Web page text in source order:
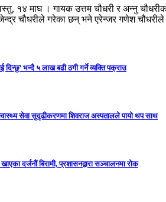
१४ माघ । गायक उत्तम चौधरी र अन्नु
चौधरीले गरेका छन् भने एरेन्जर गणेश
दिन्छु’ भन्दै ५ लाख बढी ठगी गर्ने व्यक्ति पक्राउ
सेवा सुदृढीकरणमा शिवराज अस्पतालले पायो थप साथ
खाएका दर्जनौं बिरामी, प्रशासनद्वारा सञ्चालनमा रोक